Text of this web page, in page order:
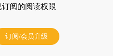
订阅的阅读权限
订阅/会员升级